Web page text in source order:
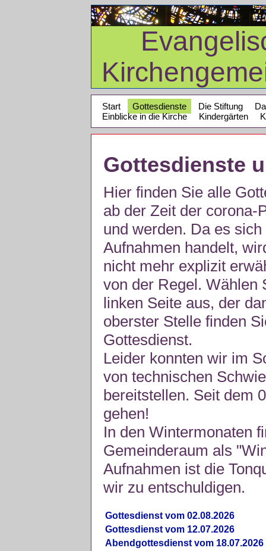
Start Gottesdienste Die Stiftung
Einblicke in die Kirche
Kindergärten
Gottesdienste
Hier finden Sie alle
ab der Zeit der corona-
und werden. Da es
Aufnahmen handelt,
nicht mehr explizit
von der Regel. Wählen
linken Seite aus, der
oberster Stelle finden
Gottesdienst.
Leider konnten wir im
von technischen
bereitstellen. Seit dem
gehen!
In den Wintermonaten
Gemeinderaum als
Aufnahmen ist die
wir zu entschuldigen.
Gottesdienst vom 02.08.2026
Gottesdienst vom 12.07.2026
Abendgottesdienst vom 18.07.2026